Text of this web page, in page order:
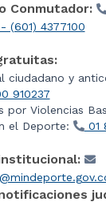
Conmutador:
(601) 4377100
ciudadano y
910237
por Violencias
el Deporte:
01